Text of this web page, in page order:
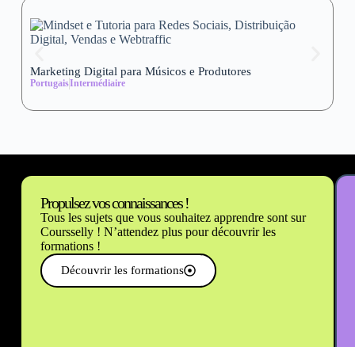
Marketing Digital para Músicos e Produtores
PortugaisIntermédiaire
Propulsez vos connaissances !
Tous les sujets que vous souhaitez apprendre sont sur
Coursselly ! N’attendez plus pour découvrir les
formations !
Découvrir les formations